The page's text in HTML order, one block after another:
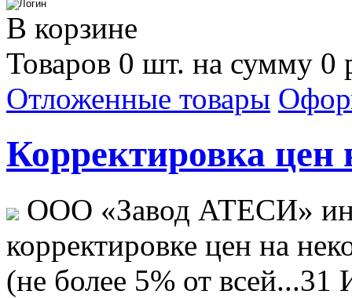
В корзине
Товаров 0 шт. на сумму 0
Отложенные товары
Корректировка цен
ООО «Завод АТЕСИ»
корректировке цен на
(не более 5% от всей...31